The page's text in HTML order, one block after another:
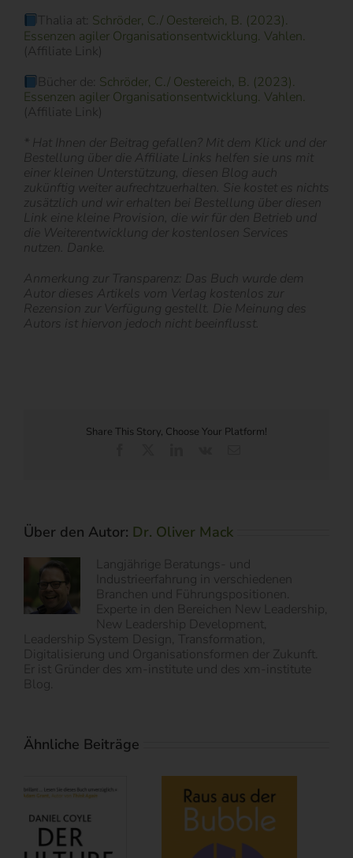
Thalia at: Schröder, C./ Oestereich, B. (2023).
Essenzen agiler Organisationsentwicklung. Vahlen.
(Affiliate Link)
Bücher de: Schröder, C./ Oestereich, B. (2023).
Essenzen agiler Organisationsentwicklung. Vahlen.
(Affiliate Link)
* Hat Ihnen der Beitrag gefallen? Mit dem Klick und der
Bestellung über die Affiliate Links helfen sie uns mit
einer kleinen Unterstützung, diesen Blog auch
zukünftig weiter aufrechtzuerhalten. Sie kostet es nichts
zusätzlich und wir erhalten bei Bestellung über diesen
Link eine kleine Provision, die wir für den Betrieb und
die Weiterentwicklung der kostenlosen Services
nutzen. Danke.
Anmerkung zur Transparenz: Das Buch wurde dem
Autor dieses Artikels vom Verlag kostenlos zur
Rezension zur Verfügung gestellt. Die Meinung des
Autors ist hiervon jedoch nicht beeinflusst.
Share This Story, Choose Your Platform!
Über den Autor: Dr. Oliver Mack
Langjährige Beratungs- und
Industrieerfahrung in verschiedenen
Branchen und Führungspositionen.
Experte in den Bereichen New Leadership,
New Leadership Development,
Leadership System Design, Transformation,
Digitalisierung und Organisationsformen der Zukunft.
Er ist Gründer des xm-institute und des xm-institute
Blog.
Ähnliche Beiträge